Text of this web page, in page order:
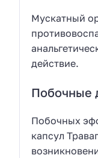
Мускатный
действие.
Побочные
Побочных
капсул